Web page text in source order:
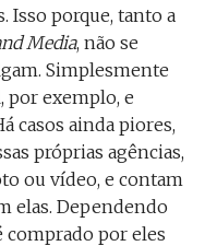
Isso porque, tanto a
Media, não se
Simplesmente
por exemplo, e
casos ainda piores,
próprias agências,
ou vídeo, e contam
elas. Dependendo
comprado por eles